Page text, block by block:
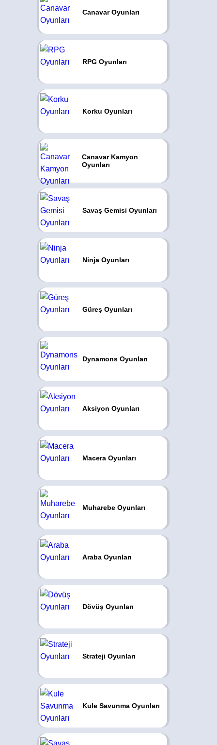
Canavar Oyunları
RPG Oyunları
Korku Oyunları
Canavar Kamyon
Oyunları
Savaş Gemisi Oyunları
Ninja Oyunları
Güreş Oyunları
Dynamons Oyunları
Aksiyon Oyunları
Macera Oyunları
Muharebe Oyunları
Araba Oyunları
Dövüş Oyunları
Strateji Oyunları
Kule Savunma Oyunları